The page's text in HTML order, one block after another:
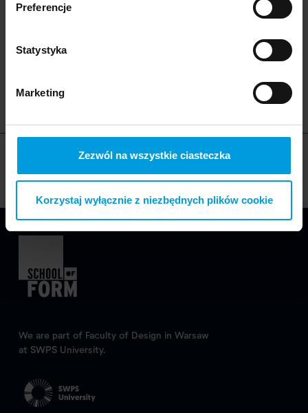
Preferencje
Statystyka
Marketing
Zezwól na wszystkie ciasteczka
Korzystaj wyłącznie z niezbędnych plików cookie
11 December 2023
We are part of Faculty of Design in Warsaw
at SWPS University.